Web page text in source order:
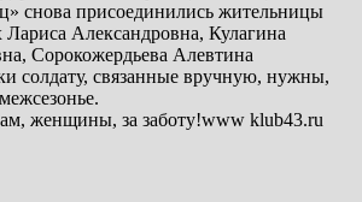
снова присоединились жительницы
Александровна, Кулагина
Сорокожердьева Алевтина
солдату, связанные вручную, нужны,
женщины, за заботу!www klub43.ru